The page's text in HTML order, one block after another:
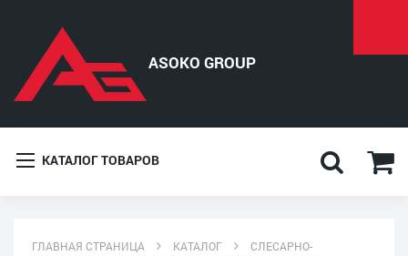
КАТАЛОГ ТОВАРОВ
ГЛАВНАЯ СТРАНИЦА КАТАЛОГ
СЛЕСАРНО-